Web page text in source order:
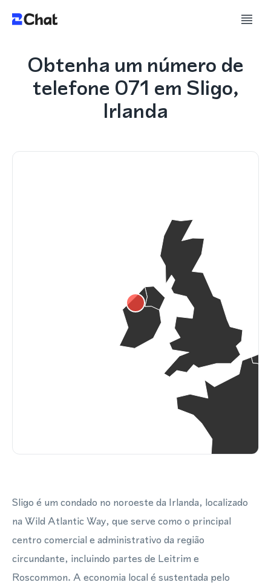
Obtenha um número de
telefone 071 em Sligo,
Irlanda
Sligo é um condado no noroeste da Irlanda, localizado
na Wild Atlantic Way, que serve como o principal
centro comercial e administrativo da região
circundante, incluindo partes de Leitrim e
Roscommon. A economia local é sustentada pelo